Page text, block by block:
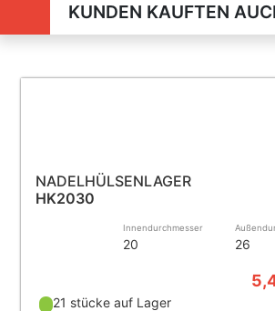
KUNDEN KAUFTEN
NADELHÜLSENLAGER
HK2030
Innendurchmesser
20 26
21 stücke auf Lager